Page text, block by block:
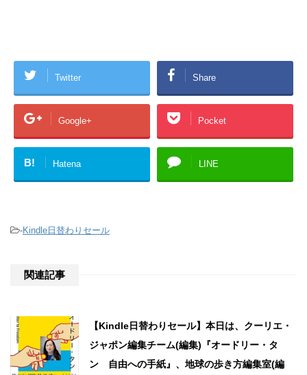
Twitter Share
Google+ Pocket
B! Hatena LINE
-Kindle日替わりセール
関連記事
【Kindle日替わりセール】本日は、クーリエ・
ジャポン編集チーム(編集)『オードリー・タ
ン 自由への手紙』、地球の歩き方編集室(編